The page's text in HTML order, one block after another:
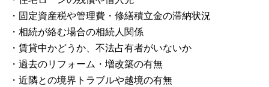
・固定資産税や管理費・修繕積立金の滞納状況
・相続が絡む場合の相続人関係
・賃貸中かどうか、不法占有者がいないか
・過去のリフォーム・増改築の有無
・近隣との境界トラブルや越境の有無